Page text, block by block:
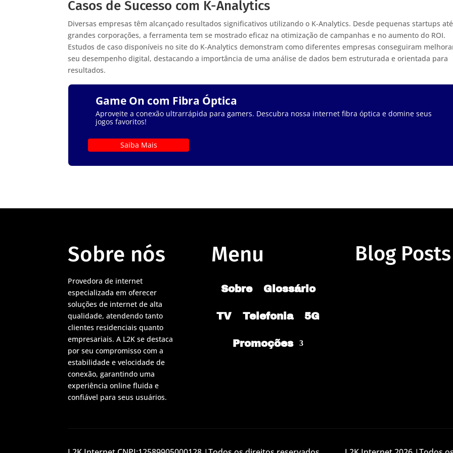
Casos de Sucesso com K-Analytics
Diversas empresas têm alcançado resultados significativos utilizando o K-Analytics. Desde pequenas startups até
grandes corporações, a ferramenta tem se mostrado eficaz na otimização de campanhas e no aumento do ROI.
Estudos de caso disponíveis no site do K-Analytics demonstram como diferentes empresas conseguiram
seu desempenho digital, destacando a importância de uma análise de dados bem estruturada e orientada para
resultados.
Game On com Fibra Óptica
Aproveite a conexão ultrarrápida para gamers. Descubra nossa internet fibra óptica e domine seus
jogos favoritos!
Saiba Mais
Sobre nós
Provedora de internet
especializada em oferecer
soluções de internet de alta
qualidade, atendendo tanto
clientes residenciais quanto
empresariais. A L2K se destaca
por seu compromisso com a
estabilidade e velocidade de
conexão, garantindo uma
experiência online fluida e
confiável para seus usuários.
Menu
Sobre Glossário
TV Telefonia 5G
Promoções
Blog Posts